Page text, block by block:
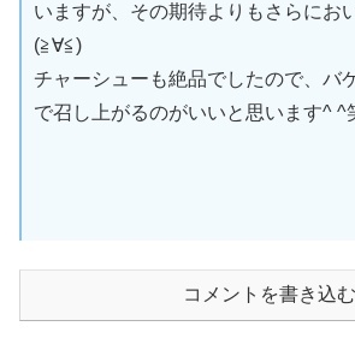
いますが、その期待よりもさらにお
(≧∀≦)
チャーシューも絶品でしたので、バ
で召し上がるのがいいと思います^ ^
コメントを書き込む